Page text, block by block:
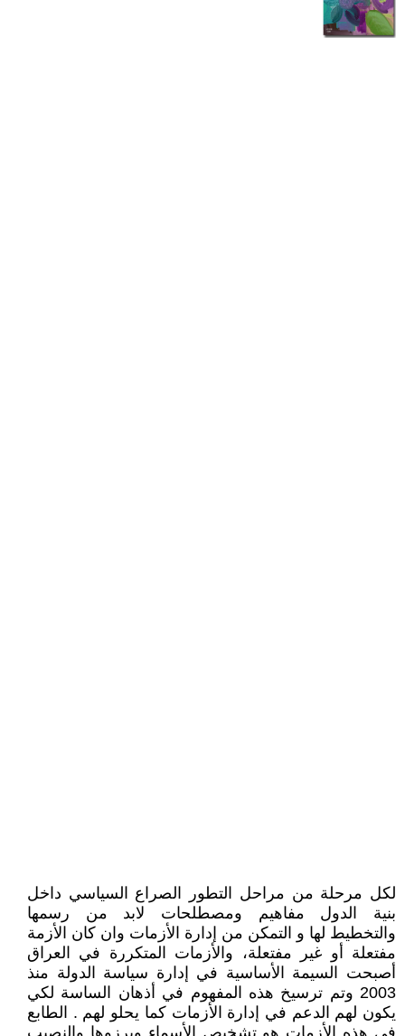
لكل مرحلة من مراحل التطور الصراع السياسي داخل
بنية الدول مفاهيم ومصطلحات لابد من رسمها
والتخطيط لها و التمكن من إدارة الأزمات وان كان الأزمة
مفتعلة أو غير مفتعلة، والأزمات المتكررة في العراق
أصبحت السيمة الأساسية في إدارة سياسة الدولة منذ
2003 وتم ترسيخ هذه المفهوم في أذهان الساسة لكي
يكون لهم الدعم في إدارة الأزمات كما يحلو لهم . الطابع